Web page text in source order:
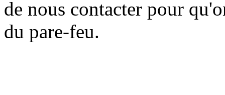
de nous contacter pour
du pare-feu.